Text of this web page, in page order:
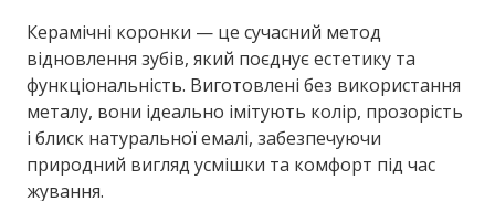
Керамічні коронки — це сучасний метод
відновлення зубів, який поєднує естетику та
функціональність. Виготовлені без використання
металу, вони ідеально імітують колір, прозорість
і блиск натуральної емалі, забезпечуючи
природний вигляд усмішки та комфорт під час
жування.